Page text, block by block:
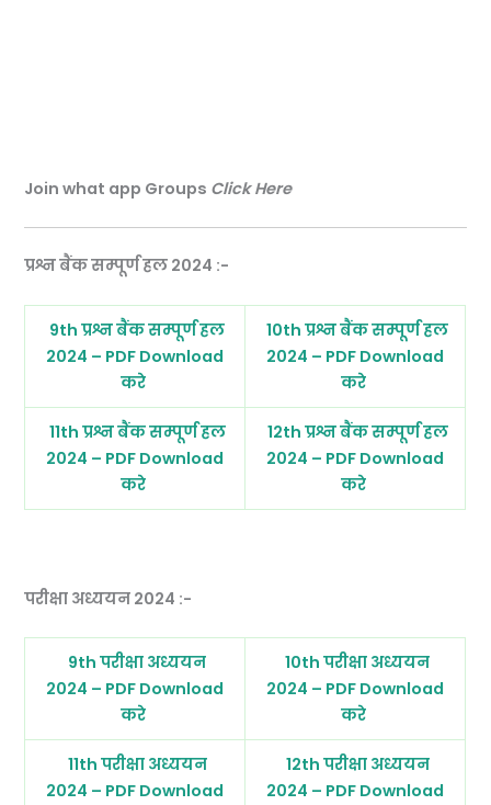
Join what app Groups Click Here
प्रश्न बैंक सम्पूर्ण हल 2024 :-
9th प्रश्न बैंक सम्पूर्ण हल
2024 – PDF Download
करे
10th प्रश्न बैंक सम्पूर्ण हल
2024 – PDF Download
करे
11th प्रश्न बैंक सम्पूर्ण हल
2024 – PDF Download
करे
12th प्रश्न बैंक सम्पूर्ण हल
2024 – PDF Download
करे
परीक्षा अध्ययन 2024 :-
9th परीक्षा अध्ययन
2024 – PDF Download
करे
10th परीक्षा अध्ययन
2024 – PDF Download
करे
11th परीक्षा अध्ययन
2024 – PDF Download
12th परीक्षा अध्ययन
2024 – PDF Download